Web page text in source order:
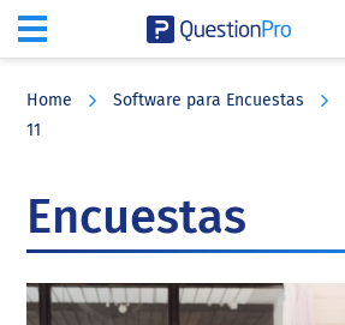
main
primary
footer
Home Software para Encuestas
11
Encuestas